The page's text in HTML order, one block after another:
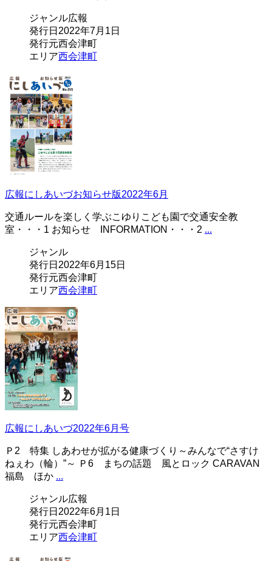
ジャンル広報
発行日 2022年7月1日
発行元西会津町
エリア西会津町
広報にしあいづお知らせ版2022年6月
交通ルールを楽しく学ぶこゆりこども園で交通安全教
室・・・1 お知らせ INFORMATION・・・2 ...
ジャンル
発行日 2022年6月15日
発行元西会津町
エリア西会津町
広報にしあいづ2022年6月号
Ｐ2 特集 しあわせが拡がる健康づくり～みんなで“さすけ
ねぇわ（輪）”～ Ｐ6 まちの話題 風とロック CARAVAN
福島 ほか ...
ジャンル広報
発行日 2022年6月1日
発行元西会津町
エリア西会津町